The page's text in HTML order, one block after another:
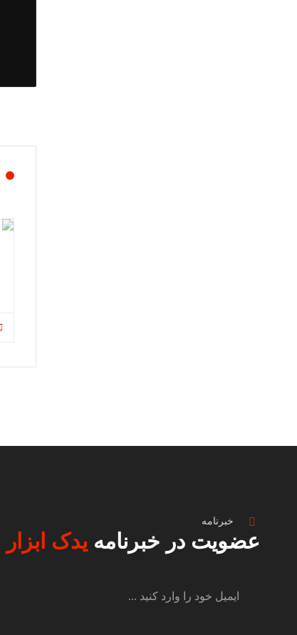
خبرنامه
عضویت در خبرنامه یدک ابزار